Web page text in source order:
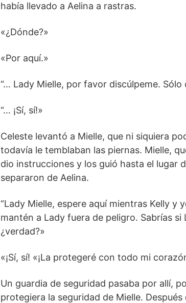
había llevado a Aelina a rastras.
«¿Dónde?»
«Por aquí.»
“… Lady Mielle, por favor discúlpeme. Sólo
“… ¡Sí, sí!»
Celeste levantó a Mielle, que ni siquiera
todavía le temblaban las piernas. Mielle,
dio instrucciones y los guió hasta el lugar
separaron de Aelina.
“Lady Mielle, espere aquí mientras Kelly y
mantén a Lady fuera de peligro. Sabrías si
¿verdad?»
«¡Sí, sí! «¡La protegeré con todo mi
Un guardia de seguridad pasaba por allí,
protegiera la seguridad de Mielle.